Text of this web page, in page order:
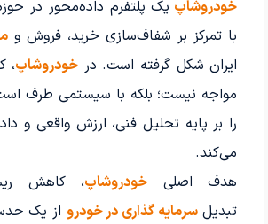
خودروشاپ یک پلتفرم داده‌محور در
با تمرکز بر شفاف‌سازی خرید، فروش و
ایران شکل گرفته است. در خودروشاپ،
مواجه نیست؛ بلکه با سیستمی طرف
را بر پایه تحلیل فنی، ارزش واقعی و
می‌کند.
هدف اصلی خودروشاپ، کاهش
تبدیلسرمایه گذاری در خودرو از یک